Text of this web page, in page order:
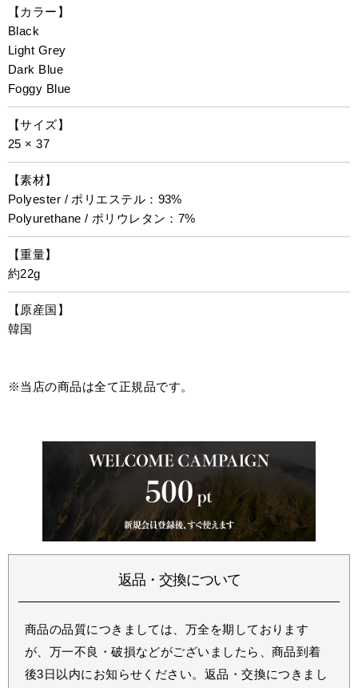
【カラー】
Black
Light Grey
Dark Blue
Foggy Blue
【サイズ】
25 × 37
【素材】
Polyester / ポリエステル：93%
Polyurethane / ポリウレタン：7%
【重量】
約22g
【原産国】
韓国
※当店の商品は全て正規品です。
返品・交換について
商品の品質につきましては、万全を期しております
が、万一不良・破損などがございましたら、商品到着
後3日以内にお知らせください。返品・交換につきまし